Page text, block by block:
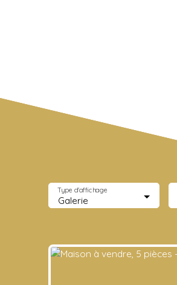
Galerie
Type d'affichage